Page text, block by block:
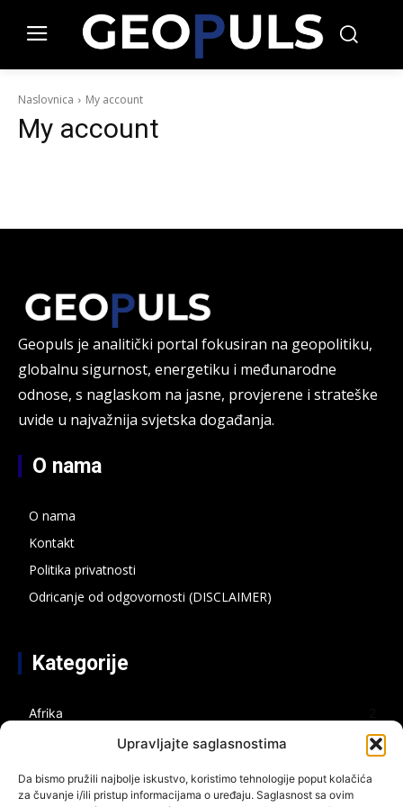
Upravljajte saglasnostima
Da bismo pružili najbolje iskustvo, koristimo tehnologije poput kolačića
za čuvanje i/ili pristup informacijama o uređaju. Saglasnost sa ovim
Naslovnica My account
My account
Geopuls je analitički portal fokusiran na geopolitiku,
globalnu sigurnost, energetiku i međunarodne
odnose, s naglaskom na jasne, provjerene i strateške
uvide u najvažnija svjetska događanja.
O nama
O nama
Kontakt
Politika privatnosti
Odricanje od odgovornosti (DISCLAIMER)
Kategorije
Afrika
2
Bliski istok